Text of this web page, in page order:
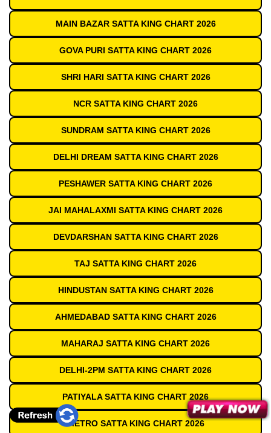
MAIN BAZAR SATTA KING CHART 2026
GOVA PURI SATTA KING CHART 2026
SHRI HARI SATTA KING CHART 2026
NCR SATTA KING CHART 2026
SUNDRAM SATTA KING CHART 2026
DELHI DREAM SATTA KING CHART 2026
PESHAWER SATTA KING CHART 2026
JAI MAHALAXMI SATTA KING CHART 2026
DEVDARSHAN SATTA KING CHART 2026
TAJ SATTA KING CHART 2026
HINDUSTAN SATTA KING CHART 2026
AHMEDABAD SATTA KING CHART 2026
MAHARAJ SATTA KING CHART 2026
DELHI-2PM SATTA KING CHART 2026
PATIYALA SATTA KING CHART 2026
METRO SATTA KING CHART 2026